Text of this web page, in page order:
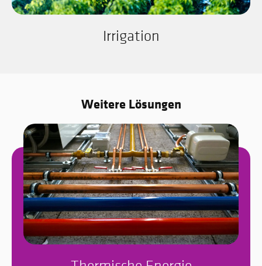
Irrigation
Weitere Lösungen